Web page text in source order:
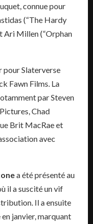
connue pour
(“The Hardy
Ari Millen (“Orphan
pour Slaterverse
Fawn Films. La
par Steven
Chad
Brit MacRae et
avec
a été présenté au
il a suscité un vif
Il a ensuite
janvier, marquant